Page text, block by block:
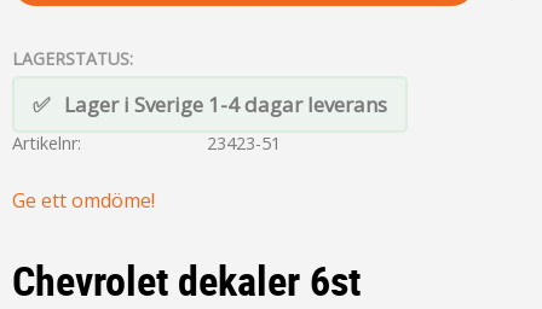
LAGERSTATUS
Lager i Sverige 1-4 dagar leverans
Artikelnr 23423-51
Ge ett omdöme!
Chevrolet dekaler 6st